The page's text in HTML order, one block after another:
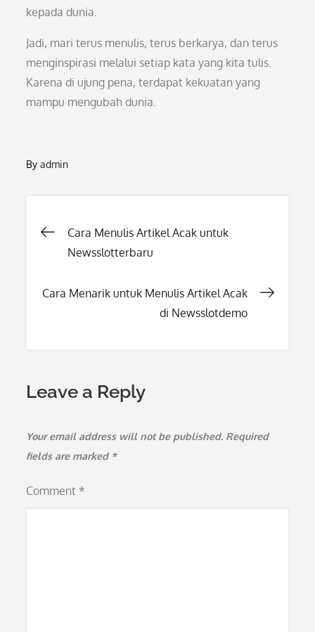
kepada dunia.
Jadi, mari terus menulis, terus berkarya, dan terus
menginspirasi melalui setiap kata yang kita tulis.
Karena di ujung pena, terdapat kekuatan yang
mampu mengubah dunia.
Byadmin
Post
Cara Menulis Artikel Acak untuk
Newsslotterbaru
Cara Menarik untuk Menulis Artikel Acak
di Newsslotdemo
Leave a Reply
Your email address will not be published. Required
fields are marked *
Comment *